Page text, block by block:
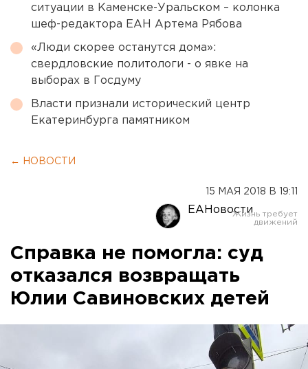
ситуации в Каменске-Уральском – колонка
шеф-редактора ЕАН Артема Рябова
«Люди скорее останутся дома»:
свердловские политологи - о явке на
выборах в Госдуму
Власти признали исторический центр
Екатеринбурга памятником
← НОВОСТИ
15 МАЯ 2018 В 19:11
ЕАНовости
Справка не помогла: суд
отказался возвращать
Юлии Савиновских детей